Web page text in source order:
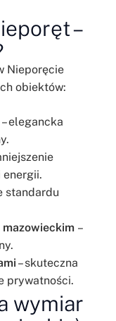
–
Nieporęcie
obiektów:
– elegancka
standardu
–
– skuteczna
prywatności.
wymiar